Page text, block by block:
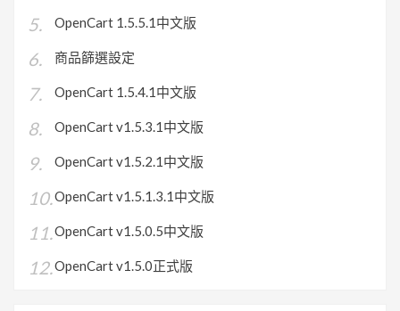
OpenCart 1.5.5.1中文版
商品篩選設定
OpenCart 1.5.4.1中文版
OpenCart v1.5.3.1中文版
OpenCart v1.5.2.1中文版
OpenCart v1.5.1.3.1中文版
OpenCart v1.5.0.5中文版
OpenCart v1.5.0正式版